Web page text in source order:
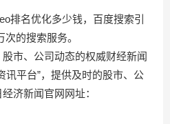
排名优化多少钱，百度搜索引
的搜索服务。
市、公司动态的权威财经新闻
讯平台”，提供及时的股市、公
济新闻官网网址：